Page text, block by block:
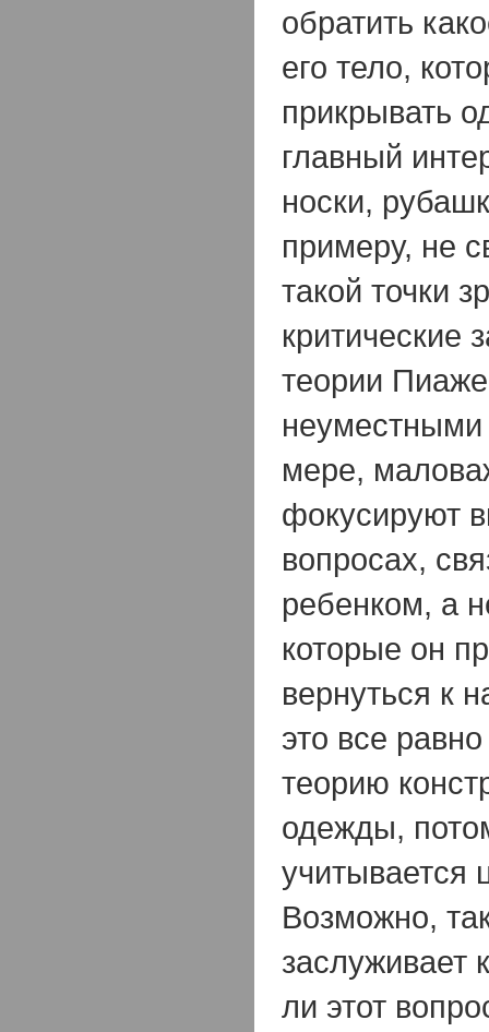
обратить
его тело,
прикрывать
главный
носки,
примеру, не
такой точки
критические
теории
неуместными
мере,
фокусируют
вопросах,
ребенком, а
которые он
вернуться к
это все
теорию
одежды,
учитывается
Возможно,
заслуживает
ли этот